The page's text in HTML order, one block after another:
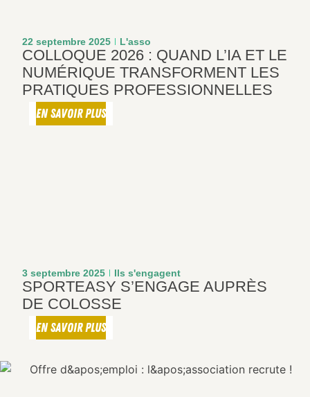
22 septembre 2025 L'asso
COLLOQUE 2026 : QUAND L’IA ET LE
NUMÉRIQUE TRANSFORMENT LES
PRATIQUES PROFESSIONNELLES
EN SAVOIR PLUS
3 septembre 2025 Ils s'engagent
SPORTEASY S’ENGAGE AUPRÈS
DE COLOSSE
EN SAVOIR PLUS